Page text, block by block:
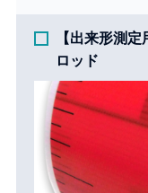
【出来形測
ロッド